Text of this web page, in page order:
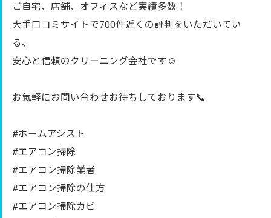
ご自宅、店舗、オフィスなど実績多数！
大手口コミサイトで700件近くの評判をいただいてい
る、
安心と信頼のクリーニング会社です☺️
お気軽にお問い合わせお待ちしております📞
#ホームアシスト
#エアコン掃除
#エアコン掃除業者
#エアコン掃除の仕方
#エアコン掃除カビ